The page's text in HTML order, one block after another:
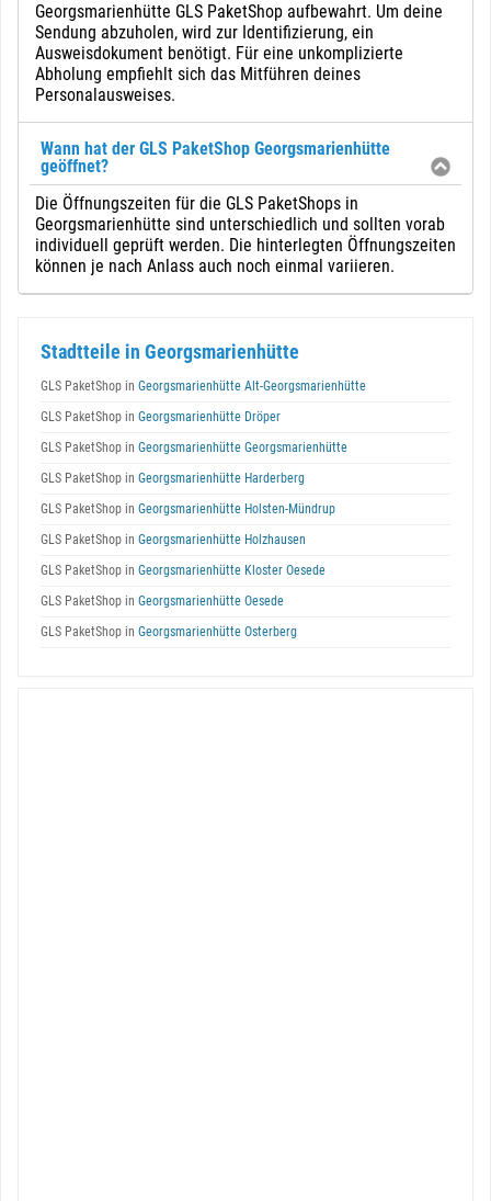
Georgsmarienhütte GLS PaketShop aufbewahrt. Um deine
Sendung abzuholen, wird zur Identifizierung, ein
Ausweisdokument benötigt. Für eine unkomplizierte
Abholung empfiehlt sich das Mitführen deines
Personalausweises.
Wann hat der GLS PaketShop Georgsmarienhütte
geöffnet?
Die Öffnungszeiten für die GLS PaketShops in
Georgsmarienhütte sind unterschiedlich und sollten vorab
individuell geprüft werden. Die hinterlegten Öffnungszeiten
können je nach Anlass auch noch einmal variieren.
Stadtteile in Georgsmarienhütte
GLS PaketShop in Georgsmarienhütte Alt-Georgsmarienhütte
GLS PaketShop in Georgsmarienhütte Dröper
GLS PaketShop in Georgsmarienhütte Georgsmarienhütte
GLS PaketShop in Georgsmarienhütte Harderberg
GLS PaketShop in Georgsmarienhütte Holsten-Mündrup
GLS PaketShop in Georgsmarienhütte Holzhausen
GLS PaketShop in Georgsmarienhütte Kloster Oesede
GLS PaketShop in Georgsmarienhütte Oesede
GLS PaketShop in Georgsmarienhütte Osterberg